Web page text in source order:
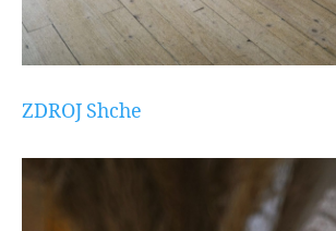
ZDROJ Shche